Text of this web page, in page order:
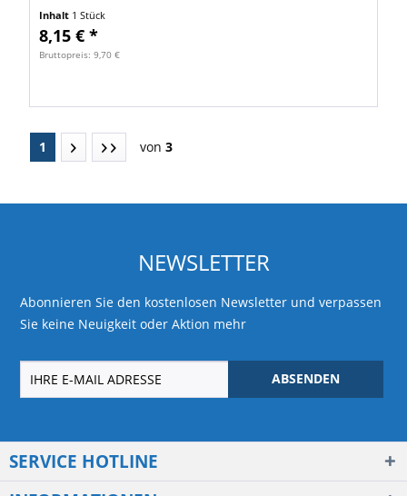
Inhalt 1 Stück
8,15 € *
Bruttopreis: 9,70 €
1 von 3
NEWSLETTER
Abonnieren Sie den kostenlosen Newsletter und verpassen
Sie keine Neuigkeit oder Aktion mehr
ABSENDEN
SERVICE HOTLINE